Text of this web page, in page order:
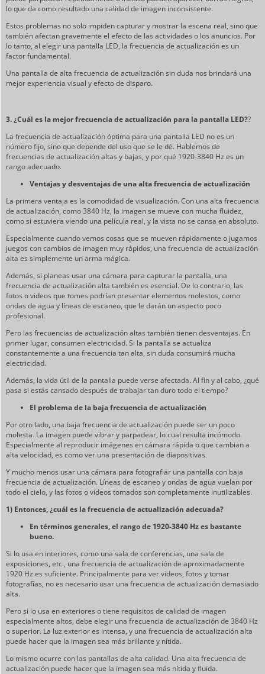
lo que da como resultado una calidad de imagen inconsistente.
Estos problemas no solo impiden capturar y mostrar la escena real, sino que
también afectan gravemente el efecto de las actividades o los anuncios. Por
lo tanto, al elegir una pantalla LED, la frecuencia de actualización es un
factor fundamental.
Una pantalla de alta frecuencia de actualización sin duda nos brindará una
mejor experiencia visual y efecto de disparo.
3. ¿Cuál es la mejor frecuencia de actualización para la pantalla LED??
La frecuencia de actualización óptima para una pantalla LED no es un
número fijo, sino que depende del uso que se le dé. Hablemos de
frecuencias de actualización altas y bajas, y por qué 1920-3840 Hz es un
rango adecuado.
Ventajas y desventajas de una alta frecuencia de actualización
La primera ventaja es la comodidad de visualización. Con una alta frecuencia
de actualización, como 3840 Hz, la imagen se mueve con mucha fluidez,
como si estuviera viendo una película real, y la vista no se cansa en absoluto.
Especialmente cuando vemos cosas que se mueven rápidamente o jugamos
juegos con cambios de imagen muy rápidos, una frecuencia de actualización
alta es simplemente un arma mágica.
Además, si planeas usar una cámara para capturar la pantalla, una
frecuencia de actualización alta también es esencial. De lo contrario, las
fotos o videos que tomes podrían presentar elementos molestos, como
ondas de agua y líneas de escaneo, que le darán un aspecto poco
profesional.
Pero las frecuencias de actualización altas también tienen desventajas. En
primer lugar, consumen electricidad. Si la pantalla se actualiza
constantemente a una frecuencia tan alta, sin duda consumirá mucha
electricidad.
Además, la vida útil de la pantalla puede verse afectada. Al fin y al cabo, ¿qué
pasa si estás cansado después de trabajar tan duro todo el tiempo?
El problema de la baja frecuencia de actualización
Por otro lado, una baja frecuencia de actualización puede ser un poco
molesta. La imagen puede vibrar y parpadear, lo cual resulta incómodo.
Especialmente al reproducir imágenes en cámara rápida o que cambian a
alta velocidad, es como ver una presentación de diapositivas.
Y mucho menos usar una cámara para fotografiar una pantalla con baja
frecuencia de actualización. Líneas de escaneo y ondas de agua vuelan por
todo el cielo, y las fotos o videos tomados son completamente inutilizables.
1) Entonces, ¿cuál es la frecuencia de actualización adecuada?
En términos generales, el rango de 1920-3840 Hz es bastante
bueno.
Si lo usa en interiores, como una sala de conferencias, una sala de
exposiciones, etc., una frecuencia de actualización de aproximadamente
1920 Hz es suficiente. Principalmente para ver videos, fotos y tomar
fotografías, no es necesario usar una frecuencia de actualización demasiado
alta.
Pero si lo usa en exteriores o tiene requisitos de calidad de imagen
especialmente altos, debe elegir una frecuencia de actualización de 3840 Hz
o superior. La luz exterior es intensa, y una frecuencia de actualización alta
puede hacer que la imagen sea más brillante y nítida.
Lo mismo ocurre con las pantallas de alta calidad. Una alta frecuencia de
actualización puede hacer que la imagen sea más nítida y fluida.